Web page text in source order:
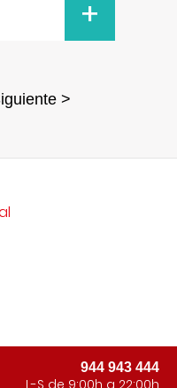
+
>
944 943 444
L-S de 9:00h a 22:00h